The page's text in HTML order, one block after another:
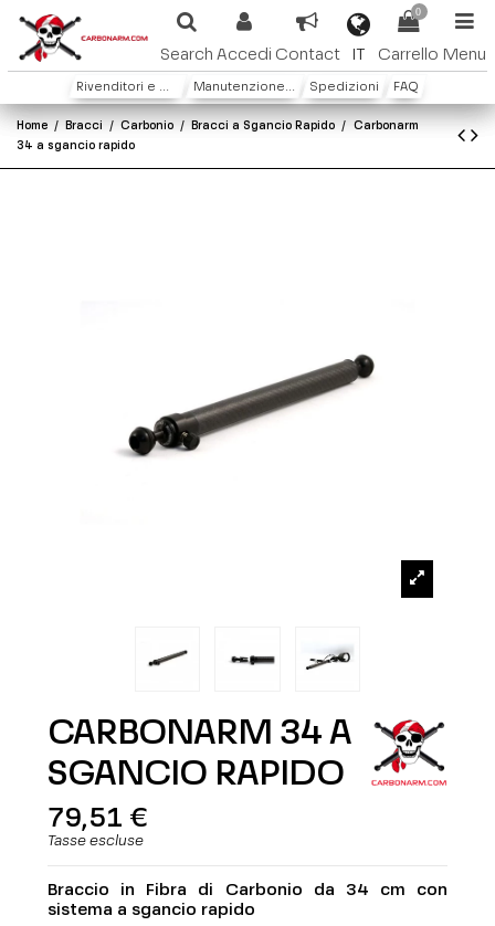
Search Accedi Contact IT
0
Carrello Menu
Rivenditori e Distributori Manutenzione e Garanzia Spedizioni FAQ
Home Bracci Carbonio Bracci a Sgancio Rapido
Carbonarm
34 a sgancio rapido
CARBONARM 34 A
SGANCIO RAPIDO
79,51 €
Tasse escluse
Braccio in Fibra di Carbonio da 34 cm con
sistema a sgancio rapido